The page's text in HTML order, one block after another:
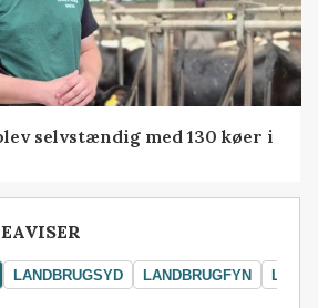
selvstændig med 130 køer i
LANDBRUGSYD LANDBRUGFYN